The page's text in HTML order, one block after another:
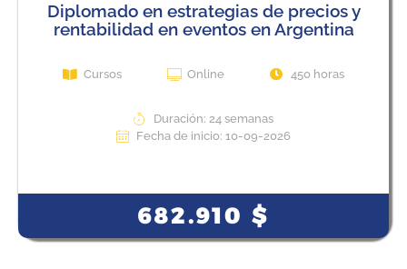
Diplomado en estrategias de precios y
rentabilidad en eventos en Argentina
Cursos Online 450 horas
Duración: 24 semanas
Fecha de inicio: 10-09-2026
682.910 $